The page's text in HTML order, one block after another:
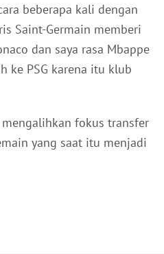
beberapa kali dengan
Saint-Germain memberi
dan saya rasa Mbappe
ke PSG karena itu klub
mengalihkan fokus transfer
yang saat itu menjadi